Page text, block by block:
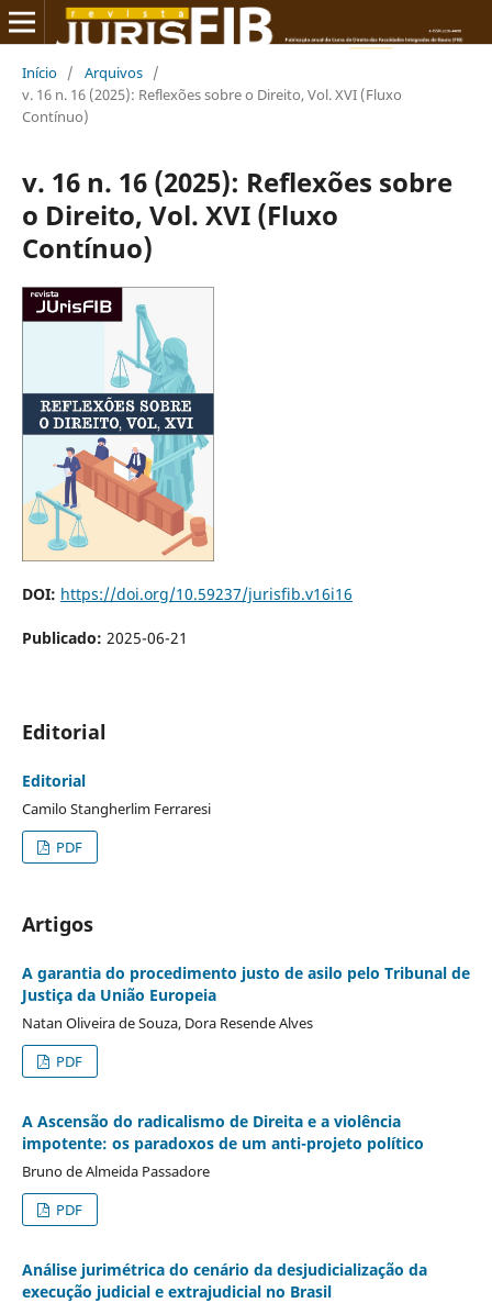
Início / Arquivos /
v. 16 n. 16 (2025): Reflexões sobre o Direito, Vol. XVI (Fluxo
Contínuo)
v. 16 n. 16 (2025): Reflexões sobre
o Direito, Vol. XVI (Fluxo
Contínuo)
DOI: https://doi.org/10.59237/jurisfib.v16i16
Publicado: 2025-06-21
Editorial
Editorial
Camilo Stangherlim Ferraresi
PDF
Artigos
A garantia do procedimento justo de asilo pelo Tribunal de
Justiça da União Europeia
Natan Oliveira de Souza, Dora Resende Alves
PDF
A Ascensão do radicalismo de Direita e a violência
impotente: os paradoxos de um anti-projeto político
Bruno de Almeida Passadore
PDF
Análise jurimétrica do cenário da desjudicialização da
execução judicial e extrajudicial no Brasil